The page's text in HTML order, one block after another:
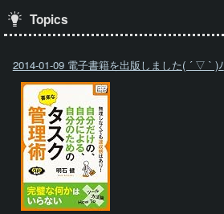
Topics
2014-01-09 電子書籍を出版しました( ´ ▽ ` )ﾉ